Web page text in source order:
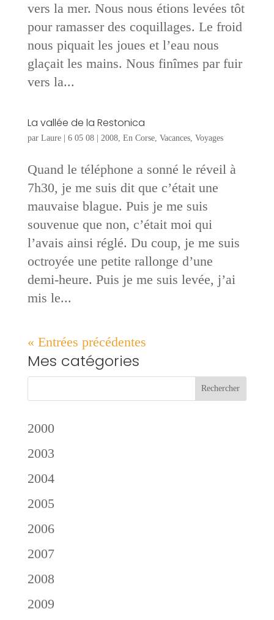
vers la mer. Nous nous étions levées tôt
pour ramasser des coquillages. Le froid
nous piquait les joues et l’eau nous
glaçait les mains. Nous finîmes par fuir
vers la...
La vallée de la Restonica
par Laure| 6 05 08| 2008, En Corse, Vacances, Voyages
Quand le téléphone a sonné le réveil à
7h30, je me suis dit que c’était une
mauvaise blague. Puis je me suis
souvenue que non, c’était moi qui
l’avais ainsi réglé. Du coup, je me suis
octroyée une petite rallonge d’une
demi-heure. Puis je me suis levée, j’ai
mis le...
« Entrées précédentes
Mes catégories
2000
2003
2004
2005
2006
2007
2008
2009